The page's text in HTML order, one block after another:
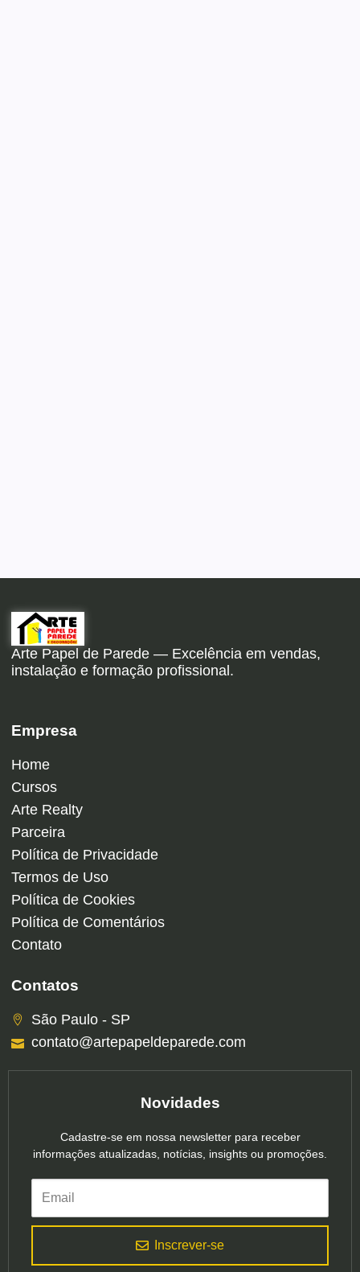
Arte Papel de Parede — Excelência em vendas,
instalação e formação profissional.
Empresa
Home
Cursos
Arte Realty
Parceira
Política de Privacidade
Termos de Uso
Política de Cookies
Política de Comentários
Contato
Contatos
São Paulo - SP
contato@artepapeldeparede.com
Novidades
Cadastre-se em nossa newsletter para receber
informações atualizadas, notícias, insights ou promoções.
Inscrever-se